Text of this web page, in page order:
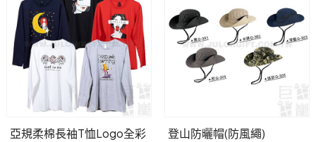
亞規柔棉長袖T恤Logo全彩
登山防曬帽(防風繩)